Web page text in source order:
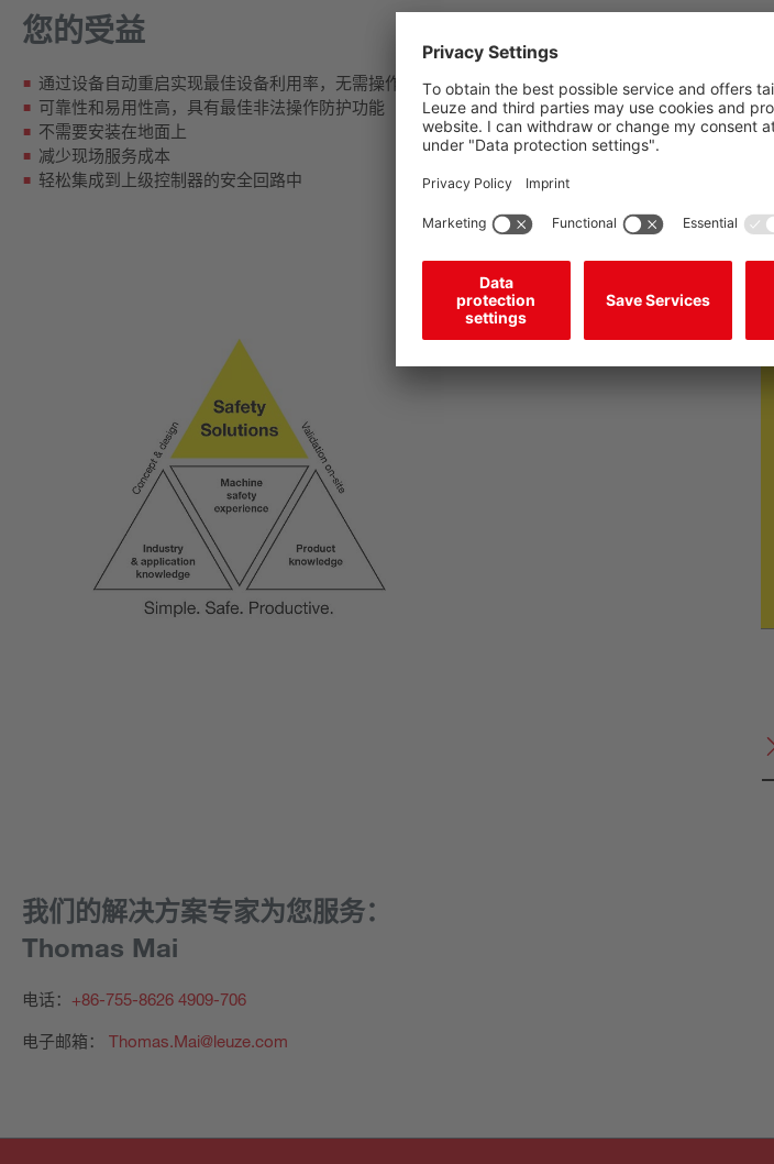
您的受益
通过设备自动重启实现最佳设备利用率，无需操作人员手动干预
可靠性和易用性高，具有最佳非法操作防护功能
不需要安装在地面上
减少现场服务成本
轻松集成到上级控制器的安全回路中
我们的解决方案专家为您服务：
Thomas Mai
电话： +86-755-8626 4909-706
电子邮箱： Thomas.Mai@leuze.com